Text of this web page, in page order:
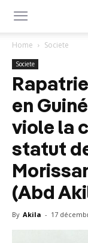
Home Societe
Societe
en
viole la
statut
(Abd
By Akila - 17